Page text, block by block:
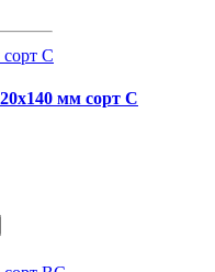
мм сорт С